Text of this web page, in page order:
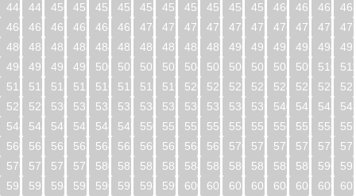
448
449 450 451 452 453 454 455 456 457 458 459 460 461 462
464
465 466 467 468 469 470 471 472 473 474 475 476 477 478
480
481 482 483 484 485 486 487 488 489 490 491 492 493 494
496
497 498 499 500 501 502 503 504 505 506 507 508 509 510
512
513 514 515 516 517 518 519 520 521 522 523 524 525 526
528
529 530 531 532 533 534 535 536 537 538 539 540 541 542
544
545 546 547 548 549 550 551 552 553 554 555 556 557 558
560
561 562 563 564 565 566 567 568 569 570 571 572 573 574
576
577 578 579 580 581 582 583 584 585 586 587 588 589 590
592
593 594 595 596 597 598 599 600 601 602 603 604 605 606